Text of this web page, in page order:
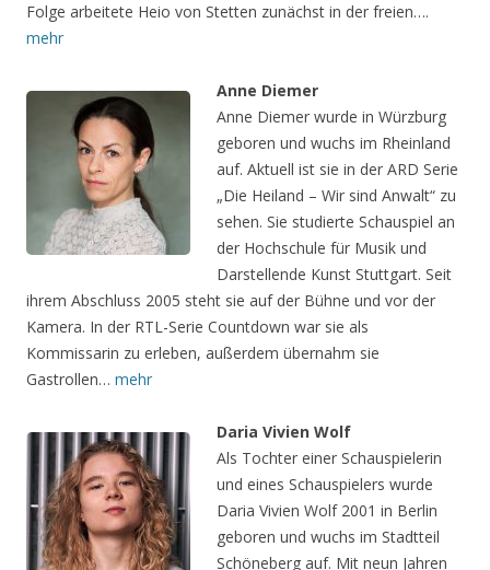
Folge arbeitete Heio von Stetten zunächst in der freien….
mehr
Anne Diemer
Anne Diemer wurde in Würzburg
geboren und wuchs im Rheinland
auf. Aktuell ist sie in der ARD Serie
„Die Heiland – Wir sind Anwalt“ zu
sehen. Sie studierte Schauspiel an
der Hochschule für Musik und
Darstellende Kunst Stuttgart. Seit
ihrem Abschluss 2005 steht sie auf der Bühne und vor der
Kamera. In der RTL-Serie Countdown war sie als
Kommissarin zu erleben, außerdem übernahm sie
Gastrollen… mehr
Daria Vivien Wolf
Als Tochter einer Schauspielerin
und eines Schauspielers wurde
Daria Vivien Wolf 2001 in Berlin
geboren und wuchs im Stadtteil
Schöneberg auf. Mit neun Jahren